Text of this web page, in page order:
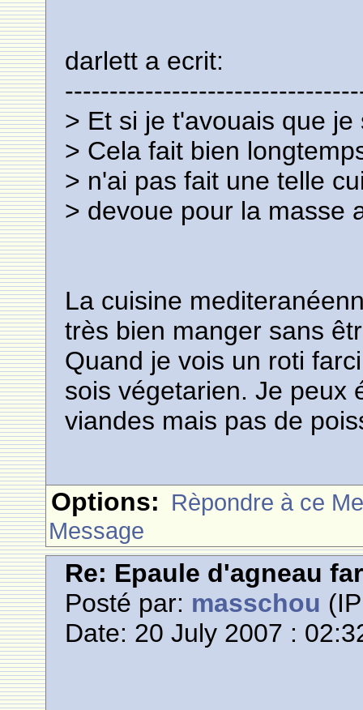
darlett a ecrit:
> Et si je t'avouais que
> Cela fait bien
> n'ai pas fait une telle
> devoue pour la masse
La cuisine
très bien manger sans
Quand je vois un roti
sois végetarien. Je peux
viandes mais pas de
Options: Rèpondre à ce
Message
Re: Epaule d'agneau
Posté par: masschou
Date: 20 July 2007 :